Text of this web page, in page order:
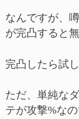
なんですが、
が完凸すると
完凸したら試
ただ、単純な
テが攻撃%な